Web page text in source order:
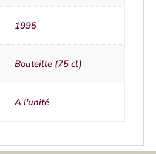
1995
Bouteille (75 cl)
A l'unité